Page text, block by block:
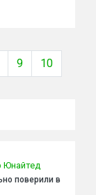
9 10
Юнайтед
поверили в